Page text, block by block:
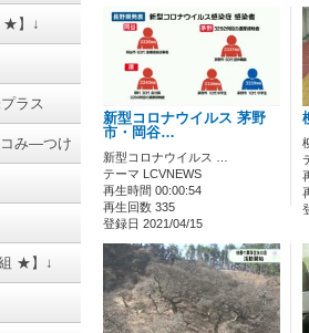
★】↓
ラス
み―つけ
★】↓
新型コロナウイルス 茅野
市・岡谷…
新型コロナウイルス …
テーマ LCVNEWS
再生時間 00:00:54
再生回数 335
登録日 2021/04/15